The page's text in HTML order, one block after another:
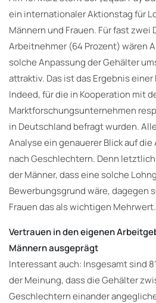
ein internationaler Aktionstag für
Männern und Frauen. Für fast
Arbeitnehmer (64 Prozent) wären
solche Anpassung der Gehälter
attraktiv. Das ist das Ergebnis
Indeed, für die in Kooperation mit
Marktforschungsunternehmen
in Deutschland befragt wurden.
Analyse ein genauerer Blick auf
nach Geschlechtern. Denn
der Männer, dass eine solche
Bewerbungsgrund wäre, dagegen
Frauen das als wichtigen Mehrwert.
Vertrauen in den eigenen
Männern ausgeprägt
Interessant auch: Insgesamt sind
der Meinung, dass die Gehälter
Geschlechtern einander